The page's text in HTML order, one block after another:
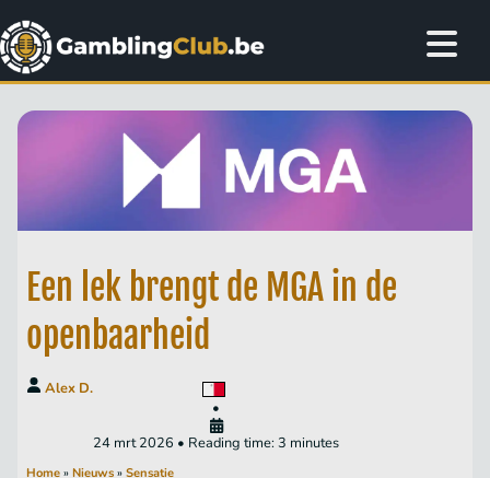
Een lek brengt de MGA in de
openbaarheid
Alex D.
•
24 mrt 2026 • Reading time: 3 minutes
Home » Nieuws » Sensatie